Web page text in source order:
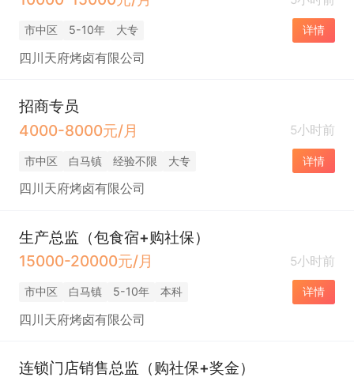
市中区 5-10年 大专 详情
四川天府烤卤有限公司
招商专员
4000-8000元/月
5小时前
市中区 白马镇 经验不限 大专 详情
四川天府烤卤有限公司
生产总监（包食宿+购社保）
15000-20000元/月
5小时前
市中区 白马镇 5-10年 本科 详情
四川天府烤卤有限公司
连锁门店销售总监（购社保+奖金）